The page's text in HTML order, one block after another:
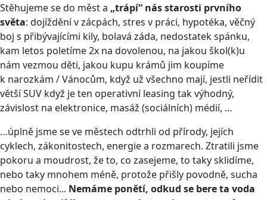
Stěhujeme se do měst a „trápí“ nás starosti prvního
světa: dojíždění v zácpách, stres v práci, hypotéka, věčný
boj s přibývajícími kily, bolavá záda, nedostatek spánku,
kam letos poletíme 2x na dovolenou, na jakou škol(k)u
nám vezmou děti, jakou kupu krámů jim koupíme
k narozkám / Vánocům, když už všechno mají, jestli neřídit
větší SUV když je ten operativní leasing tak výhodný,
závislost na elektronice, masáž (sociálních) médií, …
…úplně jsme se ve městech odtrhli od přírody, jejích
cyklech, zákonitostech, energie a rozmarech. Ztratili jsme
pokoru a moudrost, že to, co zasejeme, to taky sklidíme,
nebo taky mnohem méně, protože přišly povodně, sucha
nebo nemoci... Nemáme ponětí, odkud se bere ta voda